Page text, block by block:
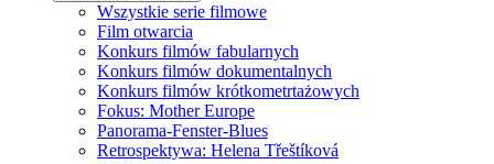
Wszystkie serie filmowe
Film otwarcia
Konkurs filmów fabularnych
Konkurs filmów dokumentalnych
Konkurs filmów krótkometrtażowych
Fokus: Mother Europe
Panorama-Fenster-Blues
Retrospektywa: Helena Třeštíková